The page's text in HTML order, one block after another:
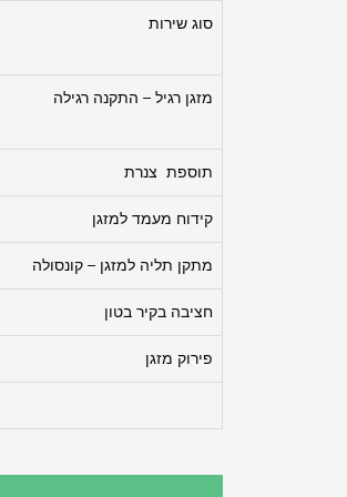
סוג שירות
מזגן רגיל – התקנה רגילה
תוספת צנרת
קידוח מעמד למזגן
מתקן תליה למזגן – קונסולה
חציבה בקיר בטון
פירוק מזגן